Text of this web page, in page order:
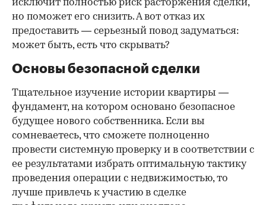
исключит полностью риск расторжения сделки,
но поможет его снизить. А вот отказ их
предоставить — серьезный повод задуматься:
может быть, есть что скрывать?
Основы безопасной сделки
Тщательное изучение истории квартиры —
фундамент, на котором основано безопасное
будущее нового собственника. Если вы
сомневаетесь, что сможете полноценно
провести системную проверку и в соответствии с
ее результатами избрать оптимальную тактику
проведения операции с недвижимостью, то
лучше привлечь к участию в сделке